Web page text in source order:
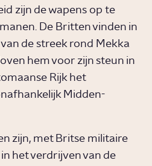
zijn de wapens op te
De Britten vinden in
de streek rond Mekka
hem voor zijn steun in
Rijk het
Midden-
zijn, met Britse militaire
het verdrijven van de